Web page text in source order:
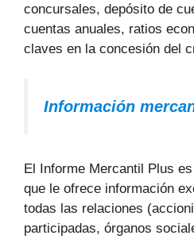
concursales, depósito de
cuentas anuales, ratios
claves en la concesión del
Información
El Informe Mercantil Plus
que le ofrece información
todas las relaciones
participadas, órganos